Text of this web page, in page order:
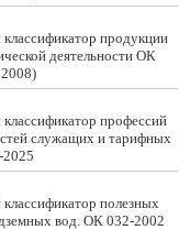
продукции
деятельности ОК
профессий
служащих и тарифных
2025
полезных
вод. ОК 032-2002